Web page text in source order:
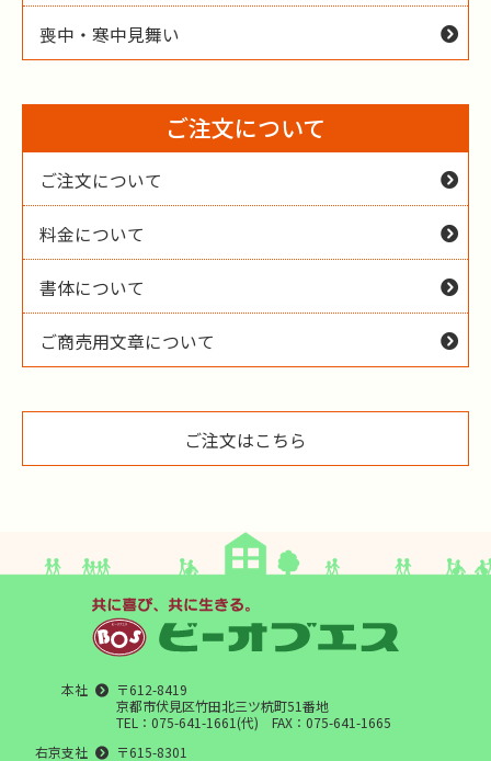
喪中・寒中見舞い
ご注文について
ご注文について
料金について
書体について
ご商売用文章について
ご注文はこちら
本社
〒612-8419
京都市伏見区竹田北三ツ杭町51番地
TEL：075-641-1661(代) FAX：075-641-1665
右京支社
〒615-8301